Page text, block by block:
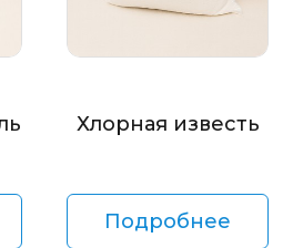
Хлорная известь
Подробнее